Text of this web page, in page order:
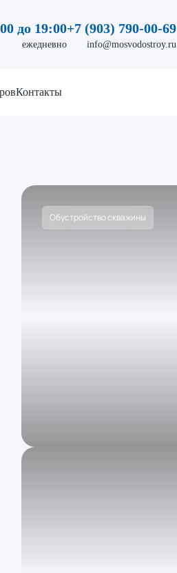
до 19:00
ежедневно
+7 (903) 790-00-69
info@mosvodostroy.ru
Контакты
Обустройство скважины